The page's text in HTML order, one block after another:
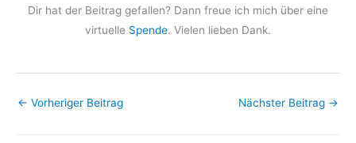
Dir hat der Beitrag gefallen? Dann freue ich mich über eine
virtuelle Spende. Vielen lieben Dank.
← Vorheriger Beitrag Nächster Beitrag →